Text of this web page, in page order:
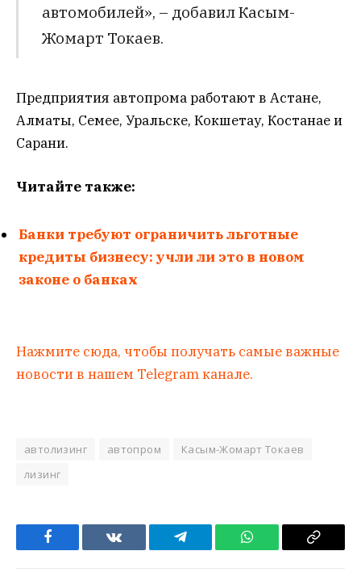
автомобилей», – добавил Касым-
Жомарт Токаев.
Предприятия автопрома работают в Астане,
Алматы, Семее, Уральске, Кокшетау, Костанае и
Сарани.
Читайте также:
Банки требуют ограничить льготные
кредиты бизнесу: учли ли это в новом
законе о банках
Нажмите сюда, чтобы получать самые важные
новости в нашем Telegram канале.
автолизинг автопром
Касым-Жомарт Токаев
лизинг
Facebook VKontakteTelegram WhatsApp Copy